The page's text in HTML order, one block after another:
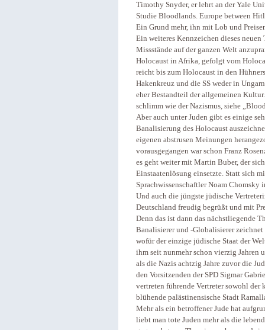
Timothy Snyder, er lehrt an der Yale
Studie Bloodlands. Europe between
Ein Grund mehr, ihn mit Lob und
Ein weiteres Kennzeichen dieses
Missstände auf der ganzen Welt
Holocaust in Afrika, gefolgt vom
reicht bis zum Holocaust in den
Hakenkreuz und die SS weder in
eher Bestandteil der allgemeinen
schlimm wie der Nazismus, siehe
Aber auch unter Juden gibt es einige
Banalisierung des Holocaust
eigenen abstrusen Meinungen
vorausgegangen war schon Franz
es geht weiter mit Martin Buber, der
Einstaatenlösung einsetzte. Statt sich
Sprachwissenschaftler Noam Chomsky
Und auch die jüngste jüdische
Deutschland freudig begrüßt und mit
Denn das ist dann das nächstliegende
Banalisierer und -Globalisierer
wofür der einzige jüdische Staat der
ihm seit nunmehr schon vierzig Jahren
als die Nazis achtzig Jahre zuvor die
den Vorsitzenden der SPD Sigmar
vertreten führende Vertreter sowohl
blühende palästinensische Stadt
Mehr als ein betroffener Jude hat
liebt man tote Juden mehr als die